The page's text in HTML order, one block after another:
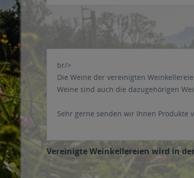
br/>
Die Weine der vereinigten
Weine sind auch die dazugehörigen
Sehr gerne senden wir Ihnen Produkte
Vereinigte Weinkellereien wird in